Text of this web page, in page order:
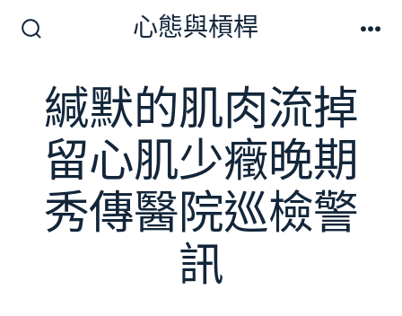
換
開
關
心態與槓桿
緘默的肌肉流掉
留心肌少癥晚期
秀傳醫院巡檢警
訊